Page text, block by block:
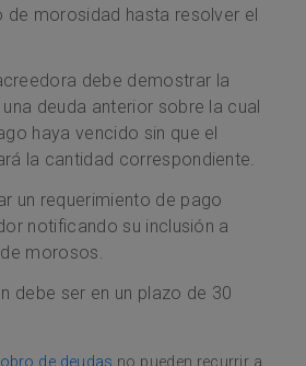
de morosidad hasta resolver el
debe demostrar la
deuda anterior sobre la cual
haya vencido sin que el
la cantidad correspondiente.
un requerimiento de pago
notificando su inclusión a
morosos.
debe ser en un plazo de 30
de deudas no pueden recurrir a